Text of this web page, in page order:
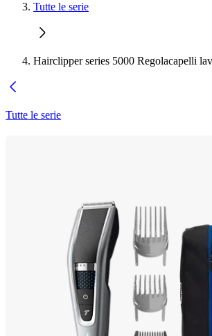
Tutte le serie
Hairclipper series 5000 Regolacapelli
Tutte le serie